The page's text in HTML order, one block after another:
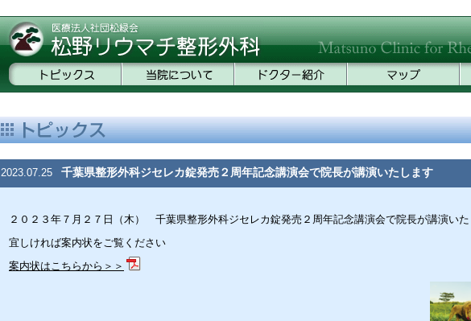
2023.07.25 千葉県整形外科ジセレカ錠発売２周年記念講演会で院長が講演いたします
２０２３年７月２７日（木） 千葉県整形外科ジセレカ錠発売２周年記念講演会で院長が講演い
宜しければ案内状をご覧ください
案内状はこちらから＞＞